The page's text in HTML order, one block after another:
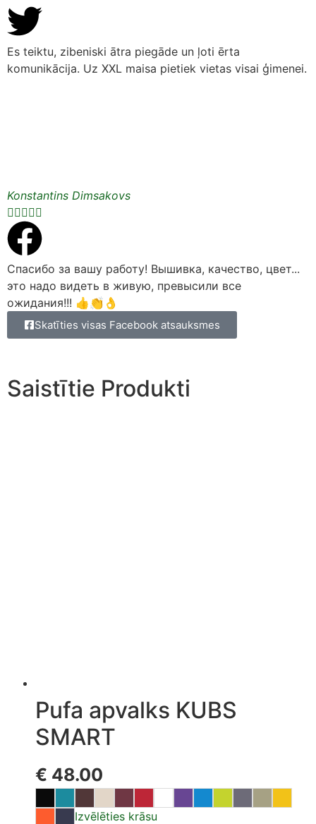
Es teiktu, zibeniski ātra piegāde un ļoti ērta
komunikācija. Uz XXL maisa pietiek vietas visai ģimenei.
Konstantins Dimsakovs

Спасибо за вашу работу! Вышивка, качество, цвет...
это надо видеть в живую, превысили все
ожидания!!! 👍👏👌
Skatīties visas Facebook atsauksmes
Saistītie Produkti
Pufa apvalks KUBS
SMART
€ 48.00
Izvēlēties krāsu